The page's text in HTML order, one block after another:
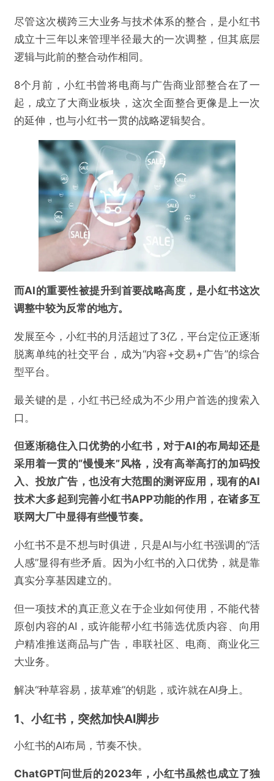
尽管这次横跨三大业务与技术体系的整合，是小红书
成立十三年以来管理半径最大的一次调整，但其底层
逻辑与此前的整合动作相同。
8个月前，小红书曾将电商与广告商业部整合在了一
起，成立了大商业板块，这次全面整合更像是上一次
的延伸，也与小红书一贯的战略逻辑契合。
而AI的重要性被提升到首要战略高度，是小红书这次
调整中较为反常的地方。
发展至今，小红书的月活超过了3亿，平台定位正逐渐
脱离单纯的社交平台，成为“内容+交易+广告”的综合
型平台。
最关键的是，小红书已经成为不少用户首选的搜索入
口。
但逐渐稳住入口优势的小红书，对于AI的布局却还是
采用着一贯的“慢慢来”风格，没有高举高打的加码投
入、投放广告，也没有大范围的测评应用，现有的AI
技术大多起到完善小红书APP功能的作用，在诸多互
联网大厂中显得有些慢节奏。
小红书不是不想与时俱进，只是AI与小红书强调的“活
人感”显得有些矛盾。因为小红书的入口优势，就是靠
真实分享基因建立的。
但一项技术的真正意义在于企业如何使用，不能代替
原创内容的AI，或许能帮小红书筛选优质内容、向用
户精准推送商品与广告，串联社区、电商、商业化三
大业务。
解决“种草容易，拔草难”的钥匙，或许就在AI身上。
1、小红书，突然加快AI脚步
小红书的AI布局，节奏不快。
ChatGPT问世后的2023年，小红书虽然也成立了独